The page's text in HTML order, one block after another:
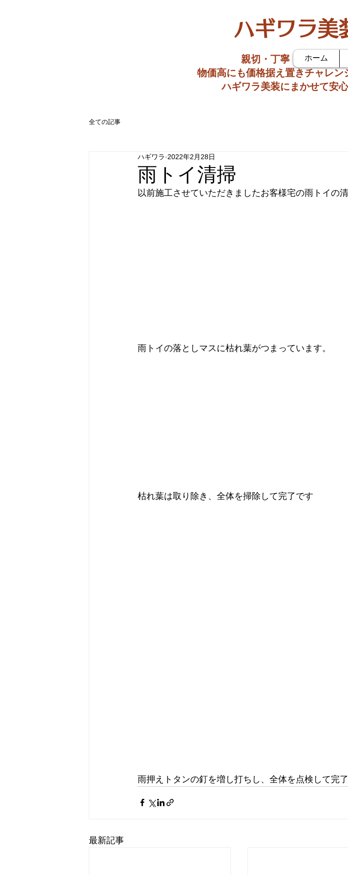
ハギワラ美
親切・丁寧・低価格
物価高にも価格据え置きチャレン
ハギワラ美装にまかせて安心
ホーム
全ての記事
雨トイ清掃
ハギワラ 2022年2月28日
以前施工させていただきましたお客様宅の雨トイの
雨トイの落としマスに枯れ葉がつまっています。
枯れ葉は取り除き、全体を掃除して完了です
雨押えトタンの釘を増し打ちし、全体を点検して完了
最新記事